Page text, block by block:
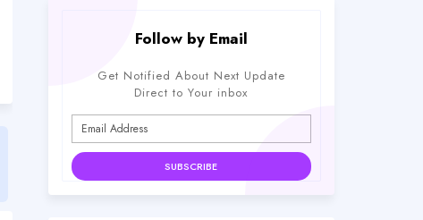
Follow by Email
Get Notified About Next Update
Direct to Your inbox